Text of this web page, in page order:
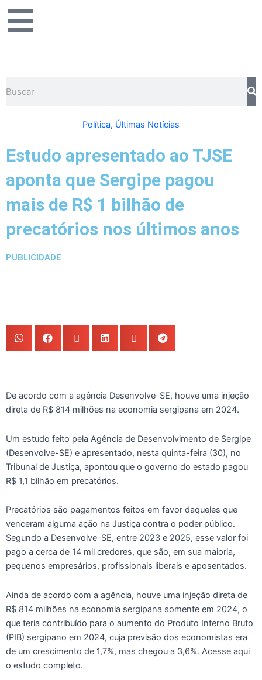
para
Política, Últimas Notícias
Estudo apresentado ao TJSE
aponta que Sergipe pagou
mais de R$ 1 bilhão de
precatórios nos últimos anos
PUBLICIDADE
De acordo com a agência Desenvolve-SE, houve uma injeção
direta de R$ 814 milhões na economia sergipana em 2024.
Um estudo feito pela Agência de Desenvolvimento de Sergipe
(Desenvolve-SE) e apresentado, nesta quinta-feira (30), no
Tribunal de Justiça, apontou que o governo do estado pagou
R$ 1,1 bilhão em precatórios.
Precatórios são pagamentos feitos em favor daqueles que
venceram alguma ação na Justiça contra o poder público.
Segundo a Desenvolve-SE, entre 2023 e 2025, esse valor foi
pago a cerca de 14 mil credores, que são, em sua maioria,
pequenos empresários, profissionais liberais e aposentados.
Ainda de acordo com a agência, houve uma injeção direta de
R$ 814 milhões na economia sergipana somente em 2024, o
que teria contribuído para o aumento do Produto Interno Bruto
(PIB) sergipano em 2024, cuja previsão dos economistas era
de um crescimento de 1,7%, mas chegou a 3,6%. Acesse aqui
o estudo completo.